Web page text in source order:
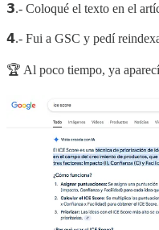
𝟯.- Coloqué el texto en el
𝟰.- Fui a GSC y pedí
🏆 Al poco tiempo, ya